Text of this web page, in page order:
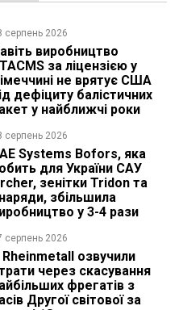
серпень 2026
виробництво
за ліцензією у
не врятує США
дефіциту балістичних
у найближчі роки
серпень 2026
Systems Bofors, яка
для України САУ
зенітки Tridon та
збільшила
у 3-4 рази
серпень 2026
озвучили
через скасування
фрегатів з
Другої світової за